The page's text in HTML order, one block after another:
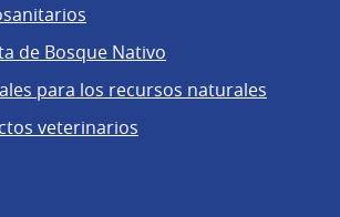
de Bosque Nativo
para los recursos naturales
veterinarios